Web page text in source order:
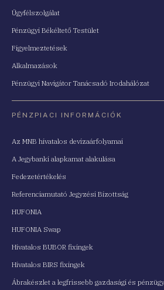
Ügyfélszolgálat
Pénzügyi Békéltető Testület
Figyelmeztetések
Alkalmazások
Pénzügyi Navigátor Tanácsadó Irodahálózat
PÉNZPIACI INFORMÁCIÓK
Az MNB hivatalos devizaárfolyamai
A Jegybanki alapkamat alakulása
Fedezetértékelés
Referenciamutató Jegyzési Bizottság
HUFONIA
HUFONIA Swap
Hivatalos BUBOR fixingek
Hivatalos BIRS fixingek
Ábrakészlet a legfrissebb gazdasági és